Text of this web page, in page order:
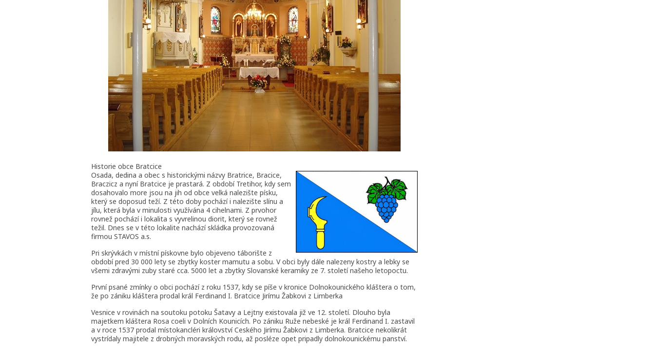
Historie obce Bratcice
Osada, dedina a obec s historickými názvy Bratrice, Bracice,
Braczicz a nyní Bratcice je prastará. Z období Tretihor, kdy sem
dosahovalo more jsou na jih od obce velká nalezište písku,
který se doposud teží. Z této doby pochází i nalezište slínu a
jílu, která byla v minulosti využívána 4 cihelnami. Z prvohor
rovnež pochází i lokalita s vyvrelinou diorit, který se rovnež
težil. Dnes se v této lokalite nachází skládka provozovaná
firmou STAVOS a.s.
Pri skrývkách v místní pískovne bylo objeveno táborište z
období pred 30 000 lety se zbytky koster mamutu a sobu. V obci byly dále nalezeny kostry a lebky se
všemi zdravými zuby staré cca. 5000 let a zbytky Slovanské keramiky ze 7. století našeho letopoctu.
První psané zmínky o obci pochází z roku 1537, kdy se píše v kronice Dolnokounického kláštera o tom,
že po zániku kláštera prodal král Ferdinand I. Bratcice Jirímu Žabkovi z Limberka
Vesnice v rovinách na soutoku potoku Šatavy a Lejtny existovala již ve 12. století. Dlouho byla
majetkem kláštera Rosa coeli v Dolních Kounicích. Po zániku Ruže nebeské je král Ferdinand I. zastavil
a v roce 1537 prodal místokancléri království Ceského Jirímu Žabkovi z Limberka. Bratcice nekolikrát
vystrídaly majitele z drobných moravských rodu, až posléze opet pripadly dolnokounickému panství.